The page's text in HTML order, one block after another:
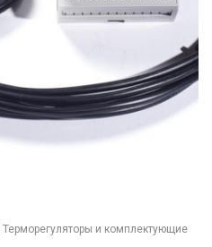
Терморегуляторы и комплектующие